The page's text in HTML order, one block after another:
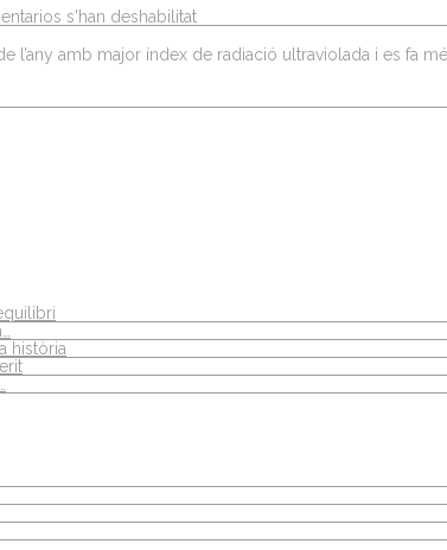
s'han deshabilitat
l’any amb major índex de radiació ultraviolada i es
història